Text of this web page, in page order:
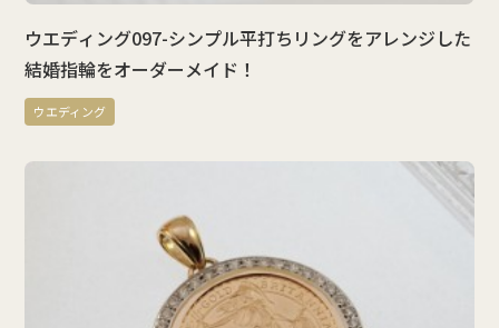
ウエディング097-シンプル平打ちリングをアレンジした
結婚指輪をオーダーメイド！
ウエディング